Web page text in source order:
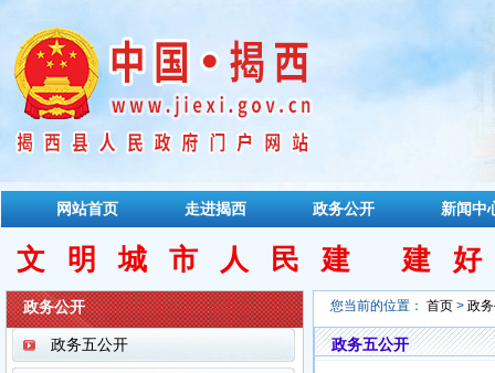
网站首页 走进揭西 政务公开 新闻中
文明城市人民建 建
政务公开
政务五公开
您当前的位置： 首页 > 政
政务五公开